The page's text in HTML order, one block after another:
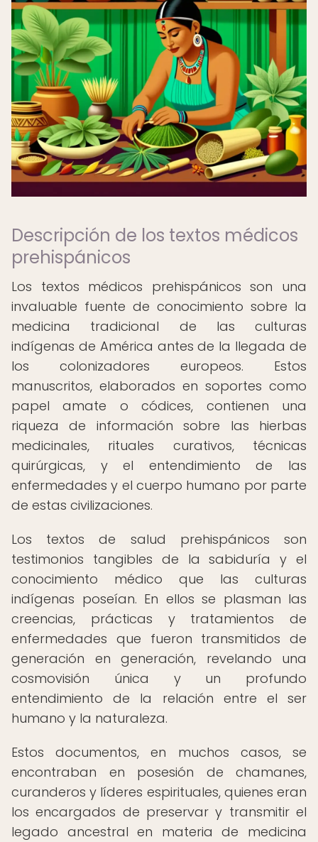
Descripción de los textos médicos
prehispánicos
Los textos médicos prehispánicos son una
invaluable fuente de conocimiento sobre la
medicina tradicional de las culturas
indígenas de América antes de la llegada de
los colonizadores europeos. Estos
manuscritos, elaborados en soportes como
papel amate o códices, contienen una
riqueza de información sobre las hierbas
medicinales, rituales curativos, técnicas
quirúrgicas, y el entendimiento de las
enfermedades y el cuerpo humano por parte
de estas civilizaciones.
Los textos de salud prehispánicos son
testimonios tangibles de la sabiduría y el
conocimiento médico que las culturas
indígenas poseían. En ellos se plasman las
creencias, prácticas y tratamientos de
enfermedades que fueron transmitidos de
generación en generación, revelando una
cosmovisión única y un profundo
entendimiento de la relación entre el ser
humano y la naturaleza.
Estos documentos, en muchos casos, se
encontraban en posesión de chamanes,
curanderos y líderes espirituales, quienes eran
los encargados de preservar y transmitir el
legado ancestral en materia de medicina